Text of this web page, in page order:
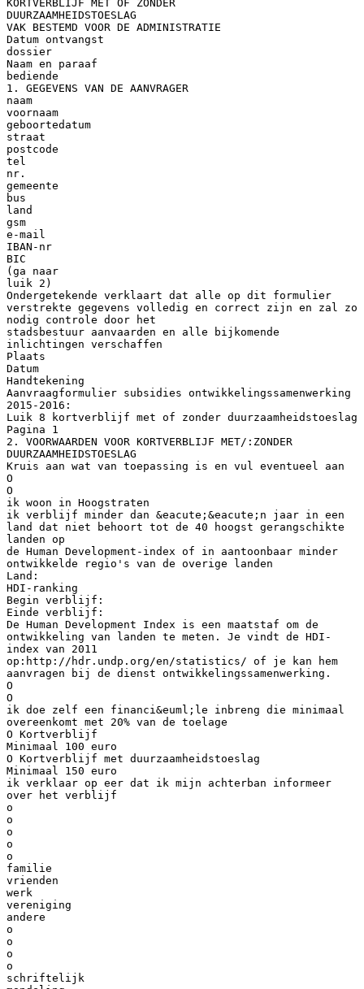
KORTVERBLIJF MET OF ZONDER
DUURZAAMHEIDSTOESLAG
VAK BESTEMD VOOR DE ADMINISTRATIE
Datum ontvangst
dossier
Naam en paraaf
bediende
1. GEGEVENS VAN DE AANVRAGER
naam
voornaam
geboortedatum
straat
postcode
tel
nr.
gemeente
bus
land
gsm
e-mail
IBAN-nr
BIC
(ga naar
luik 2)
Ondergetekende verklaart dat alle op dit formulier
verstrekte gegevens volledig en correct zijn en zal zo
nodig controle door het
stadsbestuur aanvaarden en alle bijkomende
inlichtingen verschaffen
Plaats
Datum
Handtekening
Aanvraagformulier subsidies ontwikkelingssamenwerking
2015-2016:
Luik 8 kortverblijf met of zonder duurzaamheidstoeslag
Pagina 1
2. VOORWAARDEN VOOR KORTVERBLIJF MET/:ZONDER
DUURZAAMHEIDSTOESLAG
Kruis aan wat van toepassing is en vul eventueel aan
O
O
ik woon in Hoogstraten
ik verblijf minder dan &eacute;&eacute;n jaar in een
land dat niet behoort tot de 40 hoogst gerangschikte
landen op
de Human Development-index of in aantoonbaar minder
ontwikkelde regio's van de overige landen
Land:
HDI-ranking
Begin verblijf:
Einde verblijf:
De Human Development Index is een maatstaf om de
ontwikkeling van landen te meten. Je vindt de HDI-
index van 2011
op:http://hdr.undp.org/en/statistics/ of je kan hem
aanvragen bij de dienst ontwikkelingssamenwerking.
O
O
ik doe zelf een financi&euml;le inbreng die minimaal
overeenkomt met 20% van de toelage
O Kortverblijf
Minimaal 100 euro
O Kortverblijf met duurzaamheidstoeslag
Minimaal 150 euro
ik verklaar op eer dat ik mijn achterban informeer
over het verblijf
o
o
o
o
o
familie
vrienden
werk
vereniging
andere
o
o
o
o
schriftelijk